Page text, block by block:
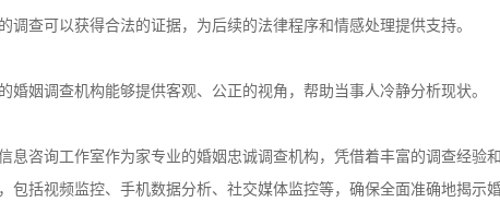
调查可以获得合法的证据，为后续的法律程序和情感处理提供支持。
婚姻调查机构能够提供客观、公正的视角，帮助当事人冷静分析现状。
息咨询工作室作为家专业的婚姻忠诚调查机构，凭借着丰富的调查经验
包括视频监控、手机数据分析、社交媒体监控等，确保全面准确地揭示婚